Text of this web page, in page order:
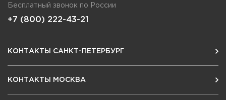
Бесплатный звонок по России
+7 (800) 222-43-21
КОНТАКТЫ САНКТ-ПЕТЕРБУРГ
КОНТАКТЫ МОСКВА